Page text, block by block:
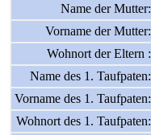
Name der Mutter:
Vorname der Mutter:
Wohnort der Eltern :
Name des 1. Taufpaten:
Vorname des 1. Taufpaten:
Wohnort des 1. Taufpaten: